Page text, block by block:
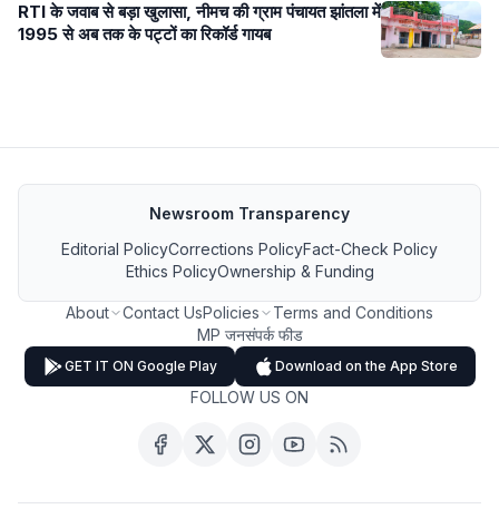
RTI के जवाब से बड़ा खुलासा, नीमच की ग्राम पंचायत झांतला में
1995 से अब तक के पट्टों का रिकॉर्ड गायब
Newsroom Transparency
Editorial PolicyCorrections PolicyFact-Check Policy
Ethics PolicyOwnership & Funding
About Contact UsPolicies
Terms and Conditions
MP जनसंपर्क फीड
GET IT ON Google Play Download on the App Store
FOLLOW US ON